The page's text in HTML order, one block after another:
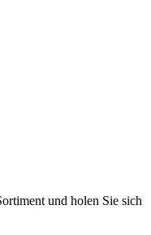
und holen Sie sich